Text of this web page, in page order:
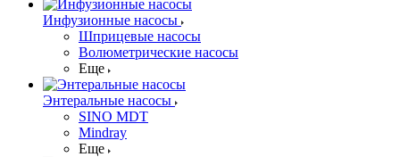
Инфузионные насосы
Шприцевые насосы
Волюметрические насосы
Еще
Энтеральные насосы
SINO MDT
Mindray
Еще